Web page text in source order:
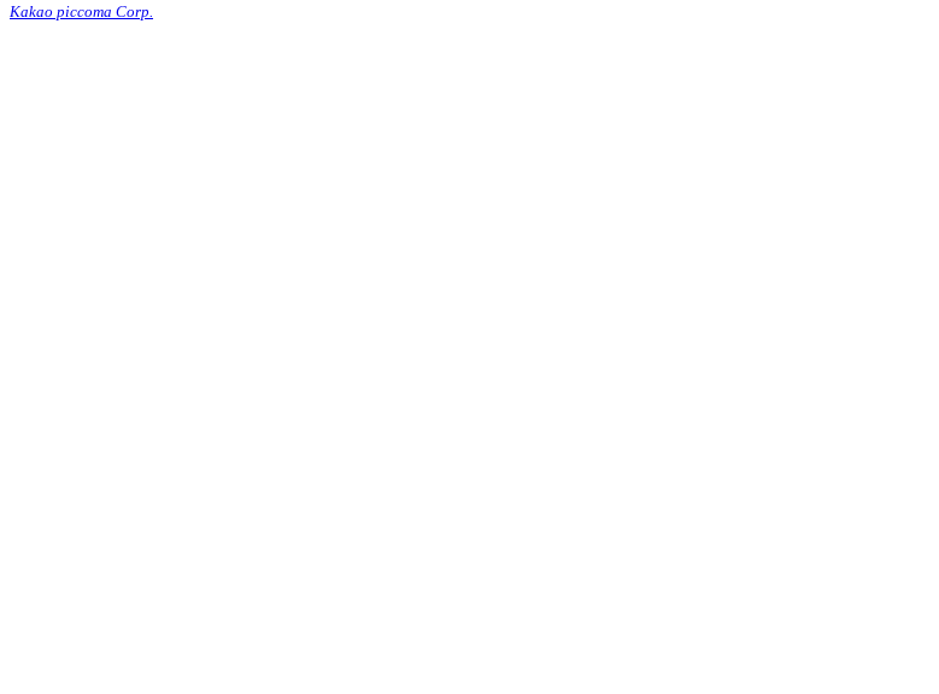
Kakao piccoma Corp.